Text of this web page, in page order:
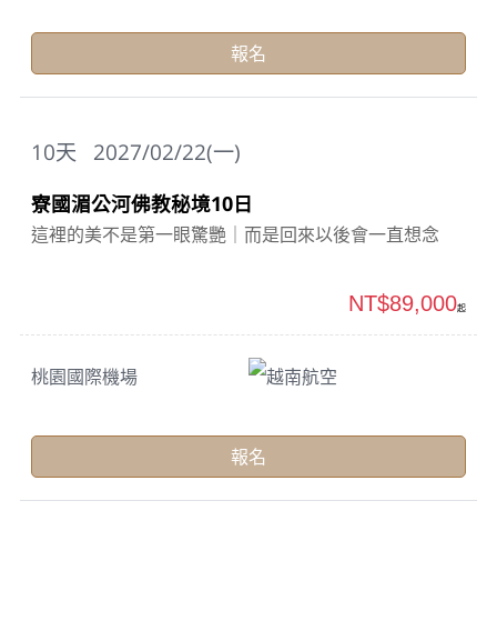
報名
2027/02/22(一)
10天
寮國湄公河佛教秘境10日
這裡的美不是第一眼驚艷｜而是回來以後會一直想念
桃園國際機場 越南航空
NT$89,000起
報名